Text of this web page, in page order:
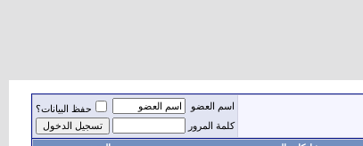
اسم العضو
حفظ البيانات؟
كلمة المرور